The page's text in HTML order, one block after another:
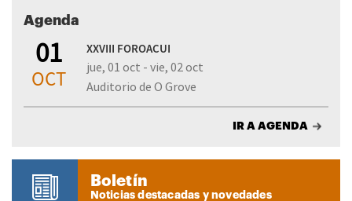
Agenda
01
OCT
XXVIII FOROACUI
jue, 01 oct - vie, 02 oct
Auditorio de O Grove
IR A AGENDA
Boletín
Noticias destacadas y novedades